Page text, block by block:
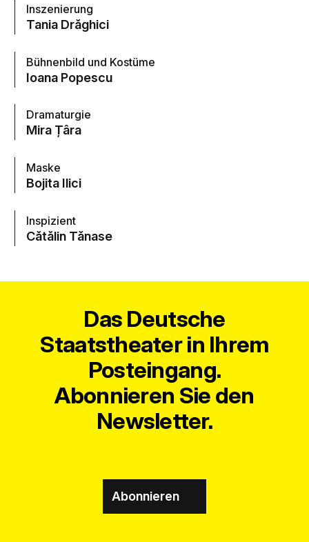
Inszenierung
Tania Drăghici
Bühnenbild und Kostüme
Ioana Popescu
Dramaturgie
Mira Țâra
Maske
Bojita Ilici
Inspizient
Cătălin Tănase
Das Deutsche
Staatstheater in Ihrem
Posteingang.
Abonnieren Sie den
Newsletter.
Abonnieren